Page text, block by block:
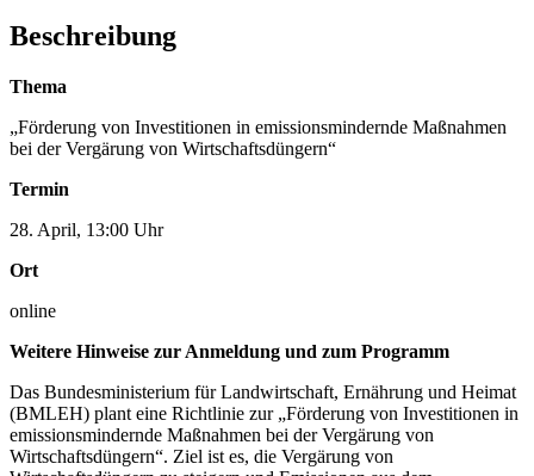
Beschreibung
Thema
„Förderung von Investitionen in emissionsmindernde Maßnahmen
bei der Vergärung von Wirtschaftsdüngern“
Termin
28. April, 13:00 Uhr
Ort
online
Weitere Hinweise zur Anmeldung und zum Programm
Das Bundesministerium für Landwirtschaft, Ernährung und Heimat
(BMLEH) plant eine Richtlinie zur „Förderung von Investitionen in
emissionsmindernde Maßnahmen bei der Vergärung von
Wirtschaftsdüngern“. Ziel ist es, die Vergärung von